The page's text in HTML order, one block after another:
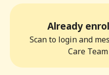
Already
Scan to login and
Care Team